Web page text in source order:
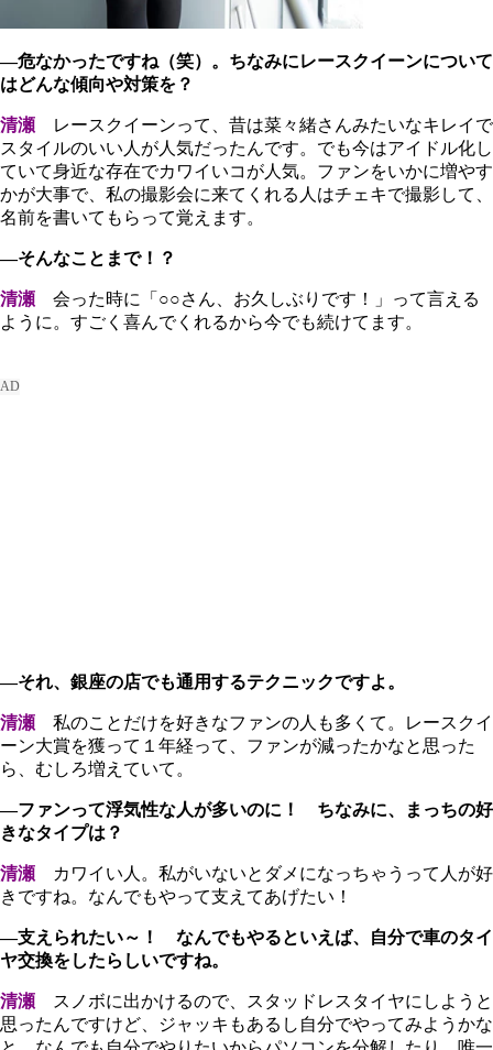
―危なかったですね（笑）。ちなみにレースクイーンについて
はどんな傾向や対策を？
清瀬 レースクイーンって、昔は菜々緒さんみたいなキレイで
スタイルのいい人が人気だったんです。でも今はアイドル化し
ていて身近な存在でカワイいコが人気。ファンをいかに増やす
かが大事で、私の撮影会に来てくれる人はチェキで撮影して、
名前を書いてもらって覚えます。
―そんなことまで！？
清瀬 会った時に「○○さん、お久しぶりです！」って言える
ように。すごく喜んでくれるから今でも続けてます。
―それ、銀座の店でも通用するテクニックですよ。
清瀬
私のことだけを好きなファンの人も多くて。レースクイ
ーン大賞を獲って１年経って、ファンが減ったかなと思った
ら、むしろ増えていて。
―ファンって浮気性な人が多いのに！ ちなみに、まっちの好
きなタイプは？
清瀬
カワイい人。私がいないとダメになっちゃうって人が好
きですね。なんでもやって支えてあげたい！
―支えられたい～！ なんでもやるといえば、自分で車のタイ
ヤ交換をしたらしいですね。
清瀬
スノボに出かけるので、スタッドレスタイヤにしようと
思ったんですけど、ジャッキもあるし自分でやってみようかな